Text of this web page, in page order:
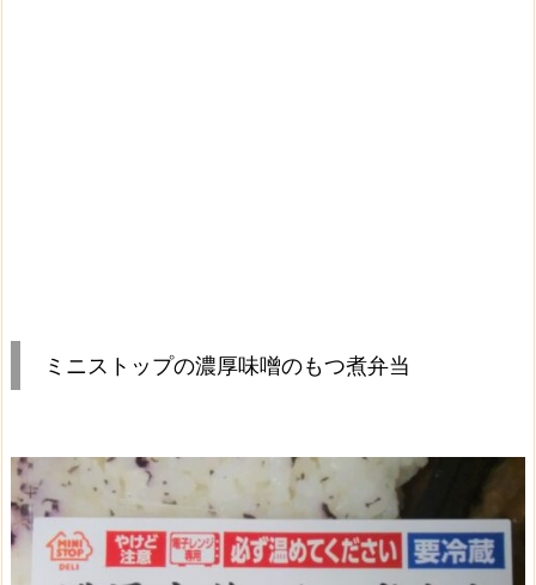
ミニストップの濃厚味噌のもつ煮弁当